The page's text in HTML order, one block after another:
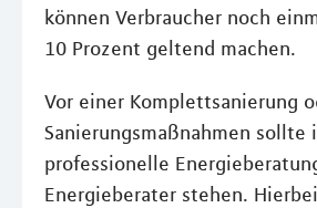
können Verbraucher noch
10 Prozent geltend machen.
Vor einer Komplettsanierung
Sanierungsmaßnahmen sollte
professionelle
Energieberater stehen.